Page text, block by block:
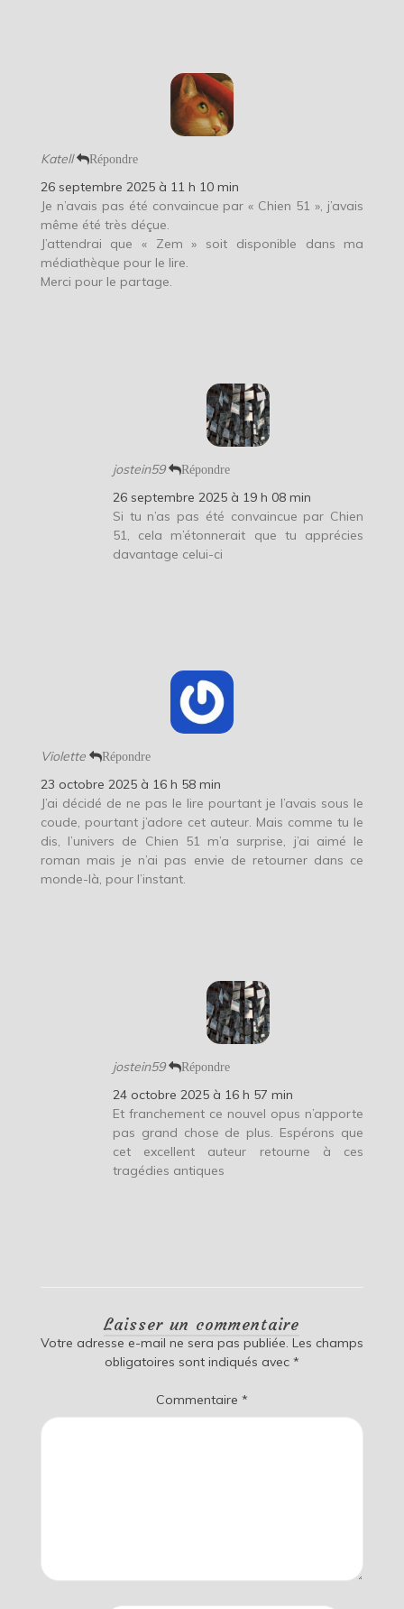
Katell Répondre
26 septembre 2025 à 11 h 10 min
Je n’avais pas été convaincue par « Chien 51 », j’avais
même été très déçue.
J’attendrai que « Zem » soit disponible dans ma
médiathèque pour le lire.
Merci pour le partage.
jostein59 Répondre
26 septembre 2025 à 19 h 08 min
Si tu n’as pas été convaincue par Chien
51, cela m’étonnerait que tu apprécies
davantage celui-ci
Violette Répondre
23 octobre 2025 à 16 h 58 min
J’ai décidé de ne pas le lire pourtant je l’avais sous le
coude, pourtant j’adore cet auteur. Mais comme tu le
dis, l’univers de Chien 51 m’a surprise, j’ai aimé le
roman mais je n’ai pas envie de retourner dans ce
monde-là, pour l’instant.
jostein59 Répondre
24 octobre 2025 à 16 h 57 min
Et franchement ce nouvel opus n’apporte
pas grand chose de plus. Espérons que
cet excellent auteur retourne à ces
tragédies antiques
Laisser un commentaire
Votre adresse e-mail ne sera pas publiée. Les champs
obligatoires sont indiqués avec *
Commentaire *